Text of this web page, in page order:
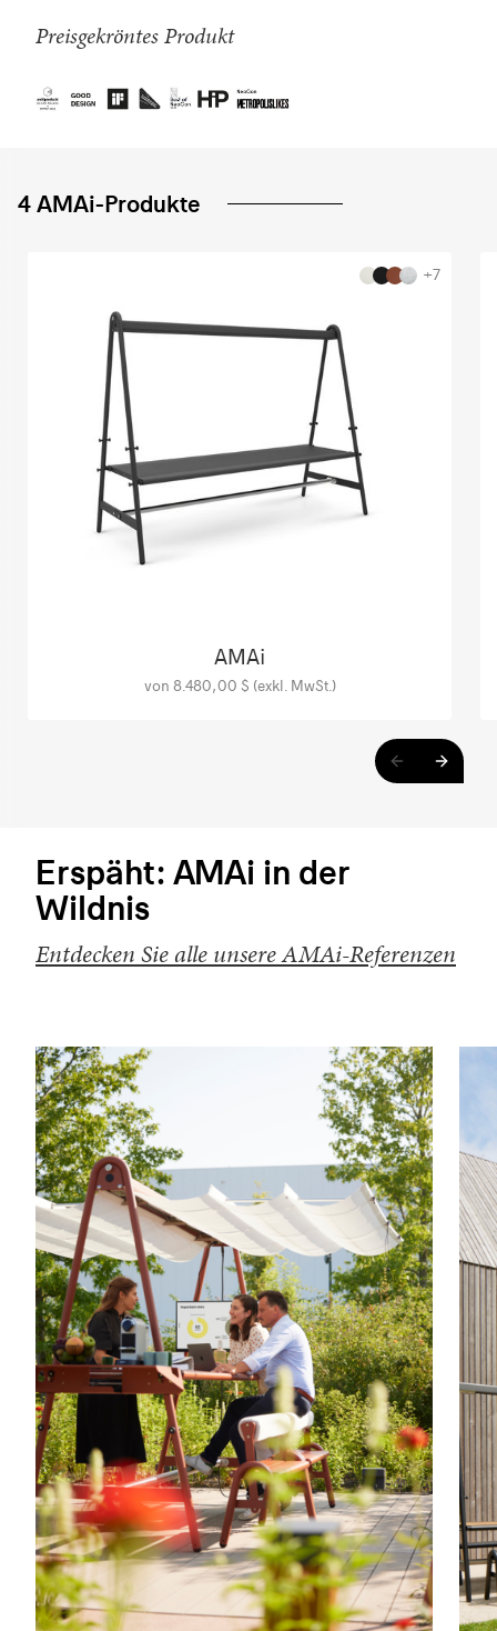
Preisgekröntes Produkt
4 AMAi-Produkte
+7
AMAi
von 8.480,00 $ (exkl. MwSt.)
Erspäht: AMAi in der
Wildnis
Entdecken Sie alle unsere AMAi-Referenzen